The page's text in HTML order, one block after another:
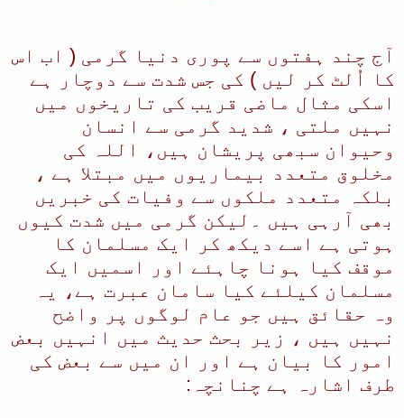
آج چند ہفتوں سے پوری دنیا گرمی ( اب اس
کا اُلٹ کر لیں ) کی جس شدت سے دوچار ہے
اسکی مثال ماضی قریب کی تاریخوں میں
نہیں ملتی ، شدید گرمی سے انسان
وحیوان سبھی پریشان ہیں، اللہ کی
مخلوق متعدد بیماریوں میں مبتلا ہے ،
بلکہ متعدد ملکوں سے وفیات کی خبریں
بھی آرہی ہیں ۔لیکن گرمی میں شدت کیوں
ہوتی ہے اسے دیکھ کر ایک مسلمان کا
موقف کیا ہونا چاہئے اور اسمیں ایک
مسلمان کیلئے کیا سامان عبرت ہے، یہ
وہ حقائق ہیں جو عام لوگوں پر واضح
نہیں ہیں ، زیر بحث حدیث میں انہیں بعض
امور کا بیان ہے اور ان میں سے بعض کی
طرف اشارہ ہے چنانچہ: